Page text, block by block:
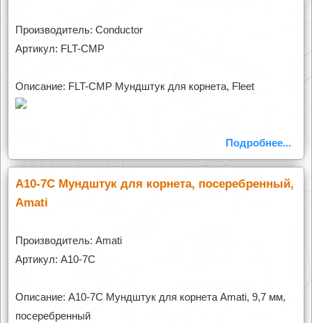
Производитель: Conductor
Артикул: FLT-CMP
Описание: FLT-CMP Мундштук для корнета, Fleet
Подробнее...
A10-7C Мундштук для корнета, посеребренный,
Amati
Производитель: Amati
Артикул: A10-7C
Описание: A10-7C Мундштук для корнета Amati, 9,7 мм,
посеребренный